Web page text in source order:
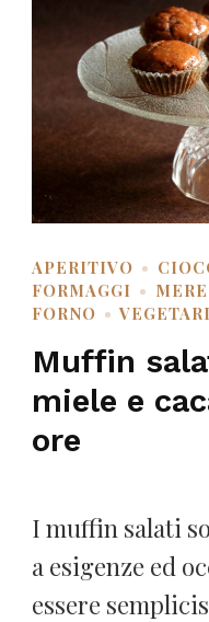
APERITIVO
FORMAGGI
FORNO
Muffin
miele e
ore
I muffin salati
a esigenze ed
essere